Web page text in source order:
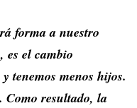
forma a nuestro
es el cambio
tenemos menos hijos.
Como resultado, la